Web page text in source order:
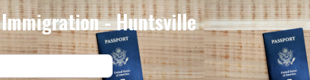
S’enregistrer
Poster sur French Morning
Immigration - Huntsville